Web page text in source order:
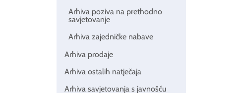
Arhiva poziva na prethodno
savjetovanje
Arhiva zajedničke nabave
Arhiva prodaje
Arhiva ostalih natječaja
Arhiva savjetovanja s javnošću